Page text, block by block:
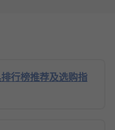
行榜推荐及选购指